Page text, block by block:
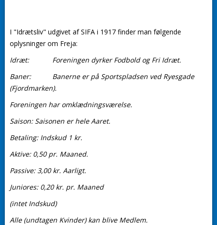
I "Idrætsliv" udgivet af SIFA i 1917 finder man følgende
oplysninger om Freja:
Idræt: Foreningen dyrker Fodbold og Fri Idræt.
Baner: Banerne er på Sportspladsen ved Ryesgade
(Fjordmarken).
Foreningen har omklædningsværelse.
Saison: Saisonen er hele Aaret.
Betaling: Indskud 1 kr.
Aktive: 0,50 pr. Maaned.
Passive: 3,00 kr. Aarligt.
Juniores: 0,20 kr. pr. Maaned
(intet Indskud)
Alle (undtagen Kvinder) kan blive Medlem.